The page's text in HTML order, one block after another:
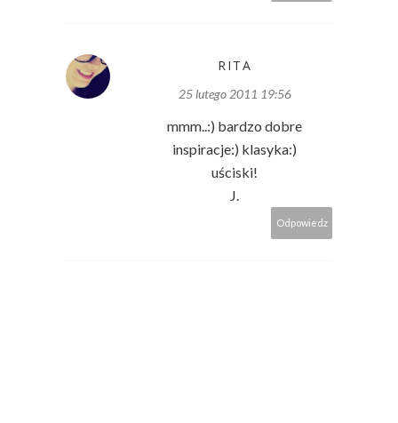
RITA
25 lutego 2011 19:56
mmm..:) bardzo dobre
inspiracje:) klasyka:)
uściski!
J.
Odpowiedz